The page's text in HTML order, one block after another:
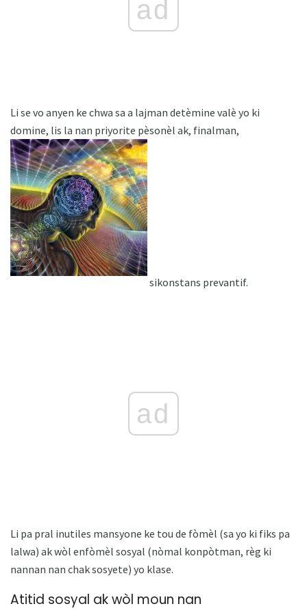
ad
Li se vo anyen ke chwa sa a lajman detèmine valè yo ki
domine, lis la nan priyorite pèsonèl ak, finalman,
sikonstans prevantif.
ad
Li pa pral inutiles mansyone ke tou de fòmèl (sa yo ki fiks pa
lalwa) ak wòl enfòmèl sosyal (nòmal konpòtman, règ ki
nannan nan chak sosyete) yo klase.
Atitid sosyal ak wòl moun nan